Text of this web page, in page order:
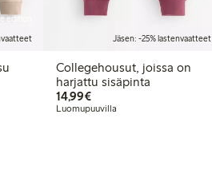
edition
Jäsen: -25% lastenvaatteet
Collegehousut, joissa on
harjattu sisäpinta
14,99€14,99 €
Luomupuuvilla